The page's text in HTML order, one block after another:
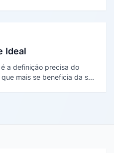
Ideal
a definição precisa do
mais se beneficia da sua